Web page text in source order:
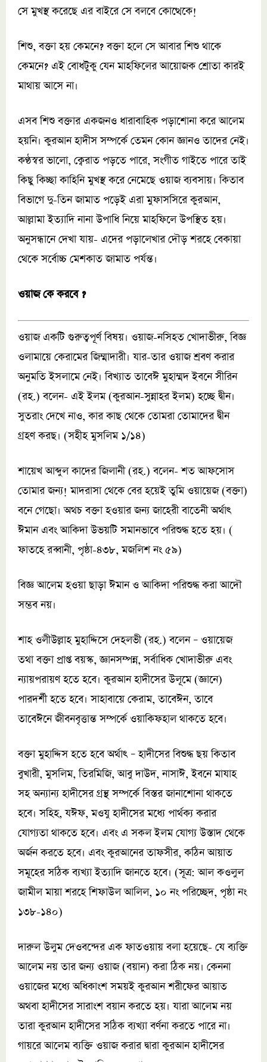
সে মুখস্থ করেছে এর বাইরে সে বলবে কোত্থেকে!
শিশু, বক্তা হয় কেমনে? বক্তা হলে সে আবার শিশু থাকে
কেমনে? এই বোধটুকু যেন মাহফিলের আয়োজক শ্রোতা কারই
মাথায় আসে না।
এসব শিশু বক্তার একজনও ধারাবাহিক পড়াশোনা করে আলেম
হয়নি। কুরআন হাদীস সম্পর্কে তেমন কোন জ্ঞানও তাদের নেই।
কণ্ঠস্বর ভালো, ক্বেরাত পড়তে পারে, সংগীত গাইতে পারে তাই
কিছু কিচ্ছা কাহিনি মুখস্থ করে নেমেছে ওয়াজ ব্যবসায়। কিতাব
বিভাগে দু-তিন জামাত পড়েই এরা মুফাসসিরে কুরআন,
আল্লামা ইত্যাদি নানা উপাধি নিয়ে মাহফিলে উপস্থিত হয়।
অনুসন্ধানে দেখা যায়- এদের পড়ালেখার দৌড় শরহে বেকায়া
থেকে সর্বোচ্চ মেশকাত জামাত পর্যন্ত।
ওয়াজ কে করবে ?
ওয়াজ একটি গুরুত্বপূর্ণ বিষয়। ওয়াজ-নসিহত খোদাভীরু, বিজ্ঞ
ওলামায়ে কেরামের জিম্মাদারী। যার-তার ওয়াজ শ্রবণ করার
অনুমতি ইসলামে নেই। বিখ্যাত তাবেঈ মুহাম্মদ ইবনে সীরিন
(রহ.) বলেন- এই ইলম (কুরআন-সুন্নাহর ইলম) হচ্ছে দ্বীন।
সুতরাং দেখে নাও, কার কাছ থেকে তোমরা তোমাদের দ্বীন
গ্রহণ করছ। (সহীহ মুসলিম ১/১৪)
শায়েখ আব্দুল কাদের জিলানী (রহ.) বলেন- শত আফসোস
তোমার জন্য! মাদরাসা থেকে বের হয়েই তুমি ওয়ায়েজ (বক্তা)
বনে গেছো। অথচ বক্তা হওয়ার জন্য জাহেরী বাতেনী অর্থাৎ
ঈমান এবং আকিদা উভয়টি সমানভাবে পরিশুদ্ধ হতে হয়। (
ফাতহে রব্বানী, পৃষ্ঠা-৪৩৮, মজলিশ নং ৫৯)
বিজ্ঞ আলেম হওয়া ছাড়া ঈমান ও আকিদা পরিশুদ্ধ করা আদৌ
সম্ভব নয়।
শাহ ওলীউল্লাহ মুহাদ্দিসে দেহলভী (রহ.) বলেন – ওয়ায়েজ
তথা বক্তা প্রাপ্ত বয়স্ক, জ্ঞানসম্পন্ন, সর্বাধিক খোদাভীরু এবং
ন্যায়পরায়ণ হতে হবে। কুরআন হাদীসের উলূমে (জ্ঞানে)
পারদর্শী হতে হবে। সাহাবায়ে কেরাম, তাবেঈন, তাবে
তাবেঈনে জীবনবৃত্তান্ত সম্পর্কে ওয়াকিফহাল থাকতে হবে।
বক্তা মুহাদ্দিস হতে হবে অর্থাৎ – হাদীসের বিশুদ্ধ ছয় কিতাব
বুখারী, মুসলিম, তিরমিজি, আবু দাউদ, নাসাঈ, ইবনে মাযাহ
সহ অন্যান্য হাদীসের গ্রন্থ সম্পর্কে বিস্তর জানাশোনা থাকতে
হবে। সহিহ, যঈফ, মওযু হাদীসের মধ্যে পার্থক্য করার
যোগ্যতা থাকতে হবে। এবং এ সকল ইলম যোগ্য উস্তাদ থেকে
অর্জন করতে হবে। এবং কুরআনের তাফসীর, কঠিন আয়াত
সমূহের সঠিক ব্যখ্যা ইত্যাদি জানতে হবে। (সূত্র: আল কওলুল
জামীল মায়া শরহে শিফাউল আলিল, ১০ নং পরিচ্ছেদ, পৃষ্ঠা নং
১৩৮-১৪০)
দারুল উলুম দেওবন্দের এক ফাতওয়ায় বলা হয়েছে- যে ব্যক্তি
আলেম নয় তার জন্য ওয়াজ (বয়ান) করা ঠিক নয়। কেননা
ওয়াজের মধ্যে অধিকাংশ সময়ই কুরআন শরীফের আয়াত
অথবা হাদীসের সারাংশ বয়ান করতে হয়। যারা আলেম নয়
তারা কুরআন হাদীসের সঠিক ব্যখ্যা বর্ণনা করতে পারে না।
গায়রে আলেম ব্যক্তি ওয়াজ করার দ্বারা কুরআন হাদীসের